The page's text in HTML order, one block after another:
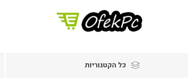
כל הקטגוריות